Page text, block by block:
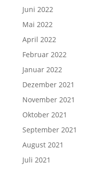
Juni 2022
Mai 2022
April 2022
Februar 2022
Januar 2022
Dezember 2021
November 2021
Oktober 2021
September 2021
August 2021
Juli 2021